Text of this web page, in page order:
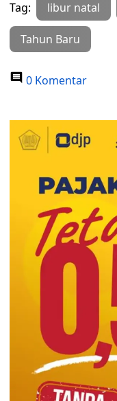
Tag: libur natal
Tahun Baru
0 Komentar